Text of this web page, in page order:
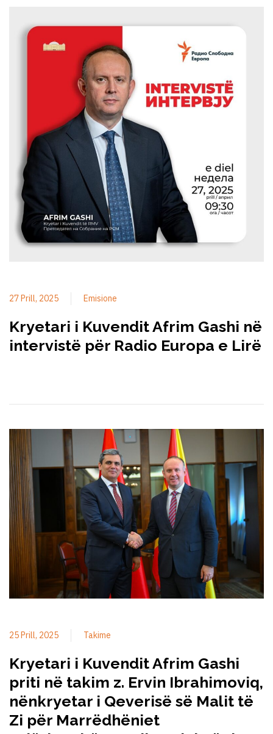
27 Prill, 2025 Emisione
Kryetari i Kuvendit Afrim Gashi në
intervistë për Radio Europa e Lirë
25 Prill, 2025 Takime
Kryetari i Kuvendit Afrim Gashi
priti në takim z. Ervin Ibrahimoviq,
nënkryetar i Qeverisë së Malit të
Zi për Marrëdhëniet